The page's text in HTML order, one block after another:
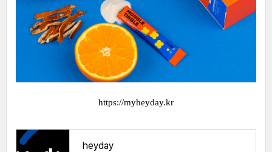
https://myheyday.kr
heyday